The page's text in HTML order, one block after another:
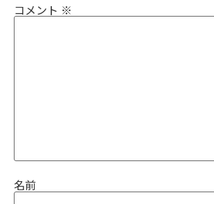
コメント ※
名前